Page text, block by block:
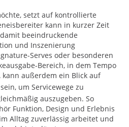
setzt auf kontrollierte
kann in kurzer Zeit
beeindruckende
und Inszenierung
Serves oder besonderen
Bereich, in dem Tempo
außerdem ein Blick auf
um Servicewege zu
auszugeben. So
Funktion, Design und Erlebnis
Alltag zuverlässig arbeitet und